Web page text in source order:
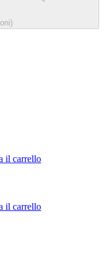
il carrello
il carrello